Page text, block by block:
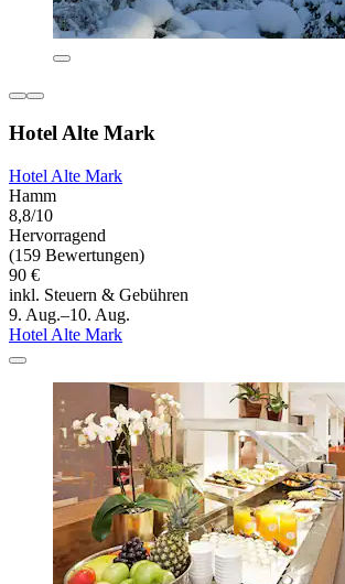
Hotel Alte Mark
Hotel Alte Mark
Hamm
8,8/10
Hervorragend
(159 Bewertungen)
90 €
inkl. Steuern & Gebühren
9. Aug.–10. Aug.
Hotel Alte Mark